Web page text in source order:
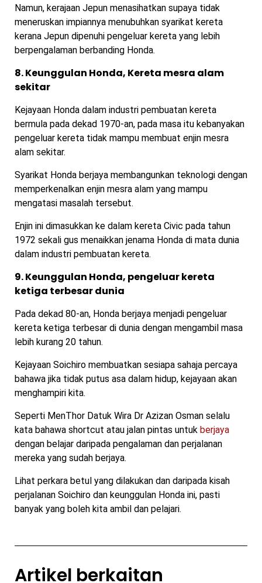
Namun, kerajaan Jepun menasihatkan supaya tidak
meneruskan impiannya menubuhkan syarikat kereta
kerana Jepun dipenuhi pengeluar kereta yang lebih
berpengalaman berbanding Honda.
8. Keunggulan Honda, Kereta mesra alam
sekitar
Kejayaan Honda dalam industri pembuatan kereta
bermula pada dekad 1970-an, pada masa itu kebanyakan
pengeluar kereta tidak mampu membuat enjin mesra
alam sekitar.
Syarikat Honda berjaya membangunkan teknologi dengan
memperkenalkan enjin mesra alam yang mampu
mengatasi masalah tersebut.
Enjin ini dimasukkan ke dalam kereta Civic pada tahun
1972 sekali gus menaikkan jenama Honda di mata dunia
dalam industri pembuatan kereta.
9. Keunggulan Honda, pengeluar kereta
ketiga terbesar dunia
Pada dekad 80-an, Honda berjaya menjadi pengeluar
kereta ketiga terbesar di dunia dengan mengambil masa
lebih kurang 20 tahun.
Kejayaan Soichiro membuatkan sesiapa sahaja percaya
bahawa jika tidak putus asa dalam hidup, kejayaan akan
menghampiri kita.
Seperti MenThor Datuk Wira Dr Azizan Osman selalu
kata bahawa shortcut atau jalan pintas untuk berjaya
dengan belajar daripada pengalaman dan perjalanan
mereka yang sudah berjaya.
Lihat perkara betul yang dilakukan dan daripada kisah
perjalanan Soichiro dan keunggulan Honda ini, pasti
banyak yang boleh kita ambil dan pelajari.
Artikel berkaitan